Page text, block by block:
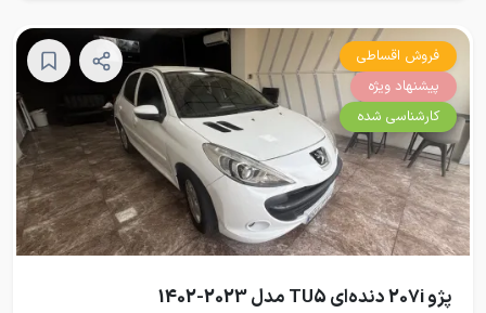
فروش اقساطی
پیشنهاد ویژه
کارشناسی شده
پژو 207i دنده‌ای TU5 مدل 2023-1402